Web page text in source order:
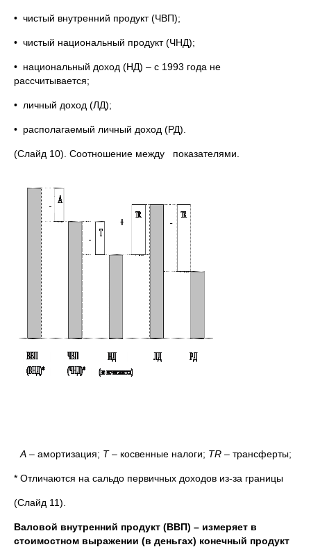
• чистый внутренний продукт (ЧВП);
• чистый национальный продукт (ЧНД);
• национальный доход (НД) – с 1993 года не
рассчитывается;
• личный доход (ЛД);
• располагаемый личный доход (РД).
(Слайд 10). Соотношение между показателями.
А – амортизация; T– косвенные налоги; TR– трансферты;
* Отличаются на сальдо первичных доходов из-за границы
(Слайд 11).
Валовой внутренний продукт (ВВП) – измеряет в
стоимостном выражении (в деньгах) конечный продукт